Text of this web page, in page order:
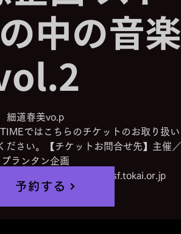
中の音楽
細道春美vo.p
ではこちらのチケットのお取り扱い
ださい。【チケットお問合せ先】主催／
プランタン企画
MAIL：harumi.piano@sf.tokai.or.jp
予約する